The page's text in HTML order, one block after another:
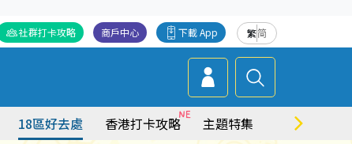
繁简
下載 App
商戶中心
社群打卡攻略
18區好去處 香港打卡攻略 主題特集 商場情報